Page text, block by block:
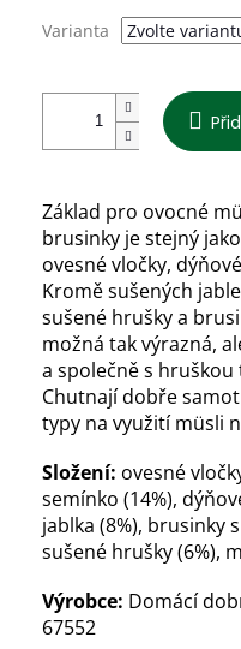
Varianta
Základ pro ovocné
brusinky je stejný
ovesné vločky,
Kromě sušených
sušené hrušky a
možná tak výrazná,
a společně s
Chutnají dobře
typy na využití müsli
Složení: ovesné
semínko (14%),
jablka (8%), brusinky
sušené hrušky (6%),
Výrobce: Domácí
67552